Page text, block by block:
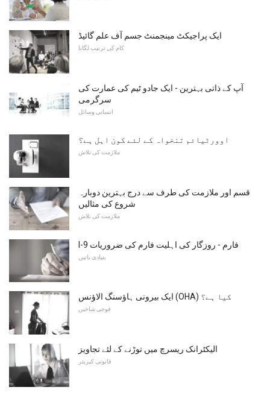
ایک پراجیکٹ مینجمنٹ جسم آف علم گائیڈ
کام کی ترتیب لگانا
آپ کے ذاتی بہترین - ایک جادو ٹیم کی عمارت کی
سرگرمی
انسانی وسائل
اوورٹیائم تنخواہ کے لئے کون اہل ہے؟
ملازمت کی تلاش
قسم اور ملازمت کی طرف سے درج بہترین دوبارہ
شروع کی مثالیں
ملازمت کی تلاش
I-9 فارم - روزگار کی اہلیت فارم کی ضروریات
بنیادی باتیں
ایک بیرونی ہاؤسنگ الاؤنس (OHA) کیا ہے؟
فوجی شاخیں
الیکٹرانک ریسرچ میں توڑنے کے لئے تجاویز
قانونی کیریئر